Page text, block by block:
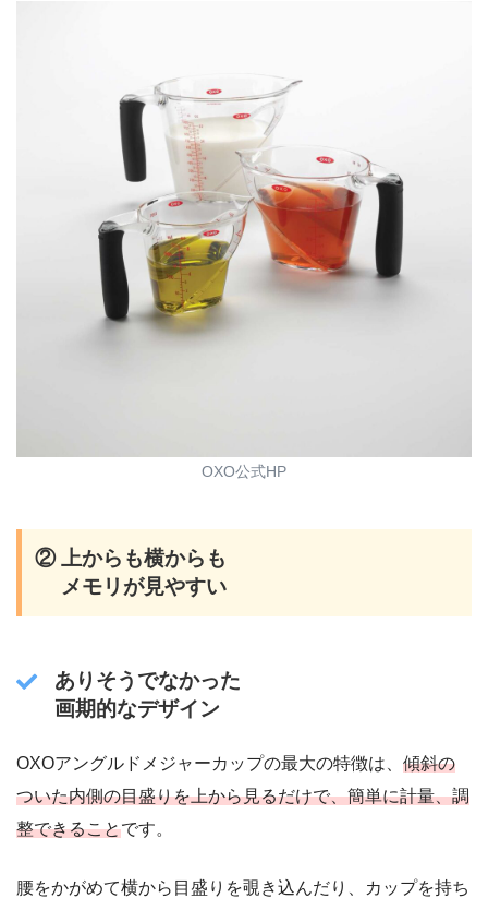
OXO公式HP
② 上からも横からも
メモリが見やすい
ありそうでなかった
画期的なデザイン
OXOアングルドメジャーカップの最大の特徴は、 傾斜の
ついた内側の目盛りを上から見るだけで、簡単に計量、調
整できることです。
腰をかがめて横から目盛りを覗き込んだり、カップを持ち